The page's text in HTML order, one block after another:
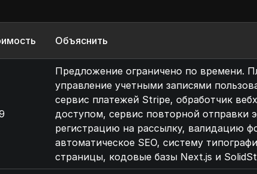
Объяснить
Предложение ограничено по времени.
управление учетными записями
сервис платежей Stripe, обработчик
доступом, сервис повторной отправки
регистрацию на рассылку, валидацию
автоматическое SEO, систему
страницы, кодовые базы Next.js и